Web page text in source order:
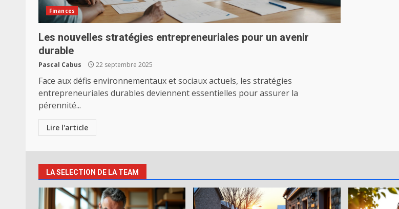
Finances
Les nouvelles stratégies entrepreneuriales pour un avenir
durable
Pascal Cabus 22 septembre 2025
Face aux défis environnementaux et sociaux actuels, les stratégies
entrepreneuriales durables deviennent essentielles pour assurer la
pérennité...
Lire l'article
LA SELECTION DE LA TEAM